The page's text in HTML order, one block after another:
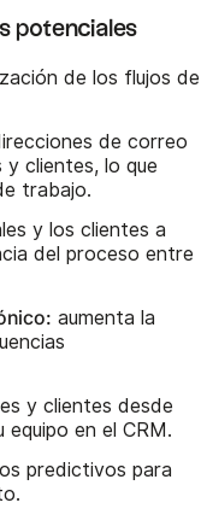
potenciales
de los flujos de
de correo
clientes, lo que
trabajo.
y los clientes a
del proceso entre
aumenta la
y clientes desde
en el CRM.
predictivos para